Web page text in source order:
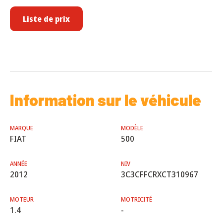
Liste de prix
Information sur le véhicule
MARQUE
FIAT
MODÈLE
500
ANNÉE
2012
NIV
3C3CFFCRXCT310967
MOTEUR
1.4
MOTRICITÉ
-